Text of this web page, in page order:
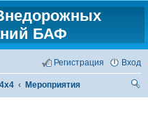
БАФ
Вход
Регистрация
Мероприятия